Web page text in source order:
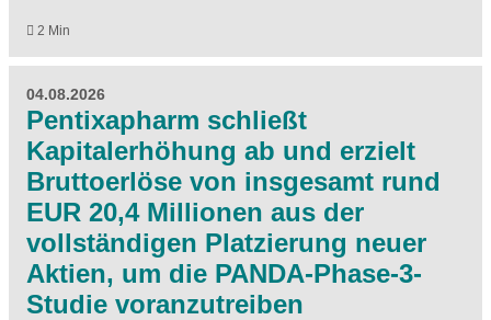
2 Min
04.08.2026
Pentixapharm schließt
Kapitalerhöhung ab und erzielt
Bruttoerlöse von insgesamt rund
EUR 20,4 Millionen aus der
vollständigen Platzierung neuer
Aktien, um die PANDA-Phase-3-
Studie voranzutreiben